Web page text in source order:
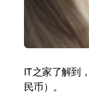
IT之家了解到
民币） 。